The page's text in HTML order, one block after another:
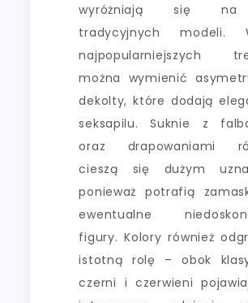
wyróżniają się
tradycyjnych modeli.
najpopularniejszych
można wymienić
dekolty, które dodają
seksapilu. Suknie z
oraz drapowaniami
cieszą się dużym
ponieważ potrafią
ewentualne
figury. Kolory również
istotną rolę – obok
czerni i czerwieni